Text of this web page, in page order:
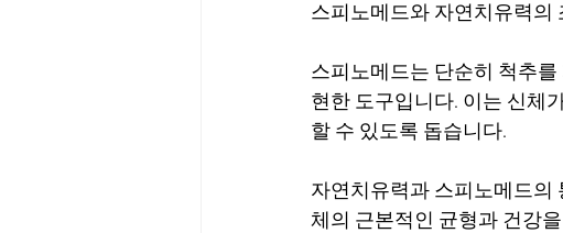
스피노메드와 자연치유력의
스피노메드는 단순히 척추
현한 도구입니다. 이는 신체
할 수 있도록 돕습니다.
자연치유력과 스피노메드의
체의 근본적인 균형과 건강